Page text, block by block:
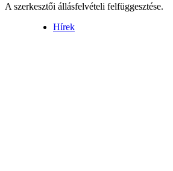
A szerkesztői állásfelvételi felfüggesztése.
Hírek